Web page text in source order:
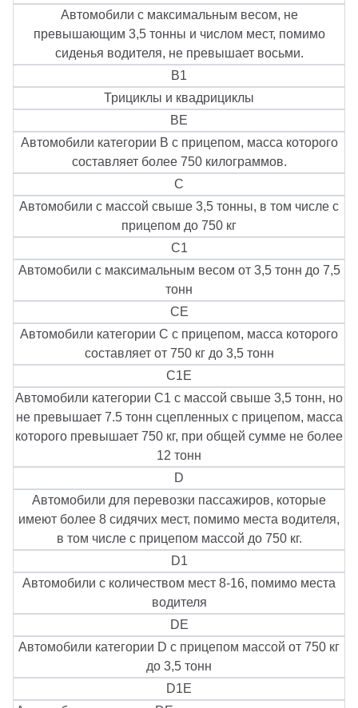
Автомобили с максимальным весом, не
превышающим 3,5 тонны и числом мест, помимо
сиденья водителя, не превышает восьми.
B1
Трициклы и квадрициклы
BE
Автомобили категории В с прицепом, масса которого
составляет более 750 килограммов.
C
Автомобили с массой свыше 3,5 тонны, в том числе с
прицепом до 750 кг
C1
Автомобили с максимальным весом от 3,5 тонн до 7,5
тонн
CE
Автомобили категории С с прицепом, масса которого
составляет от 750 кг до 3,5 тонн
С1Е
Автомобили категории С1 с массой свыше 3,5 тонн, но
не превышает 7.5 тонн сцепленных с прицепом, масса
которого превышает 750 кг, при общей сумме не более
12 тонн
D
Автомобили для перевозки пассажиров, которые
имеют более 8 сидячих мест, помимо места водителя,
в том числе с прицепом массой до 750 кг.
D1
Автомобили с количеством мест 8-16, помимо места
водителя
DE
Автомобили категории D с прицепом массой от 750 кг
до 3,5 тонн
D1E